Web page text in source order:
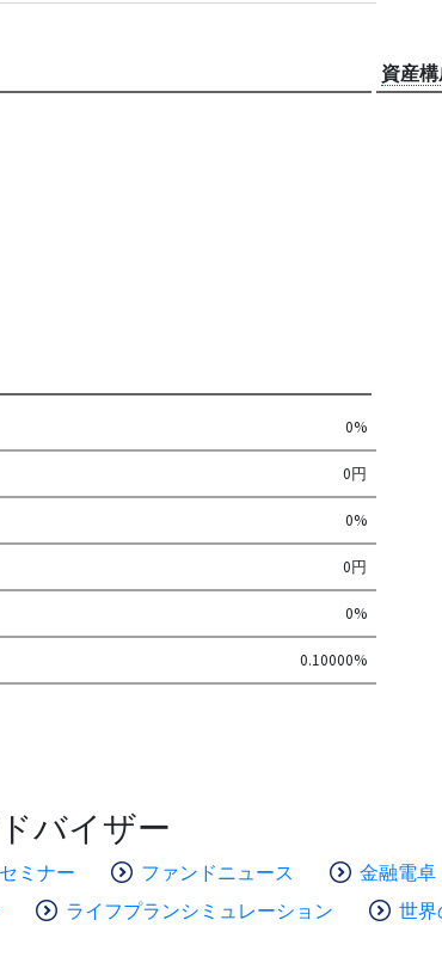
資産
0%
0円
0%
0円
0%
0.10000%
バイザー
ミナー ファンドニュース 金融電卓
ライフプランシミュレーション 世界